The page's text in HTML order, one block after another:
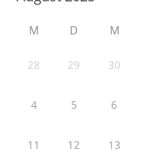
M D M
28 29 30
4 5 6
11 12 13